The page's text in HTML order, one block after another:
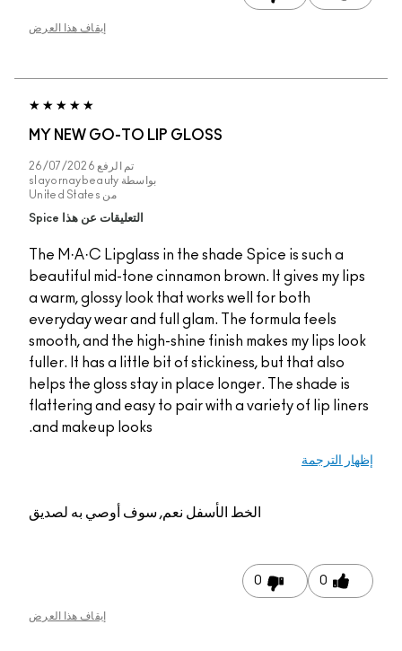
إيقاف هذا العرض
MY NEW GO-TO LIP GLOSS
تم الرفع 26/07/2026
بواسطة slayornaybeauty
من United States
التعليقات عن هذا Spice
The M·A·C Lipglass in the shade Spice is such a
beautiful mid-tone cinnamon brown. It gives my lips
a warm, glossy look that works well for both
everyday wear and full glam. The formula feels
smooth, and the high-shine finish makes my lips look
fuller. It has a little bit of stickiness, but that also
helps the gloss stay in place longer. The shade is
flattering and easy to pair with a variety of lip liners
and makeup looks.
إظهار الترجمة
الخط الأسفلنعم, سوف أوصي به لصديق
0
0
إيقاف هذا العرض